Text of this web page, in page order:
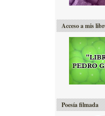
Acceso a mis
Poesía filmada